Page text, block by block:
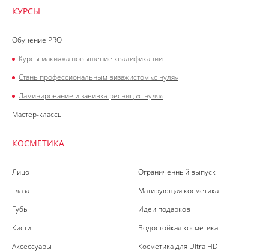
КУРСЫ
Обучение PRO
Курсы макияжа повышение квалификации
Стань профессиональным визажистом «с нуля»
Ламинирование и завивка ресниц «с нуля»
Мастер-классы
КОСМЕТИКА
Лицо
Глаза
Губы
Кисти
Аксессуары
Ограниченный выпуск
Матирующая косметика
Идеи подарков
Водостойкая косметика
Косметика для Ultra HD